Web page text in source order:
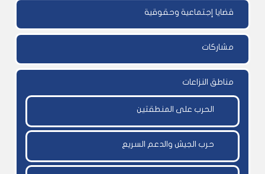
قضايا إجتماعية وحقوقية
مشاركات
مناطق النزاعات
الحرب على المنطقتين
حرب الجيش والدعم السريع